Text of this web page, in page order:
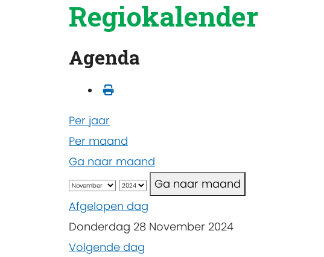
Regiokalender
Agenda
Per jaar
Per maand
Ga naar maand
Ga naar maand
Afgelopen dag
Donderdag 28 November 2024
Volgende dag